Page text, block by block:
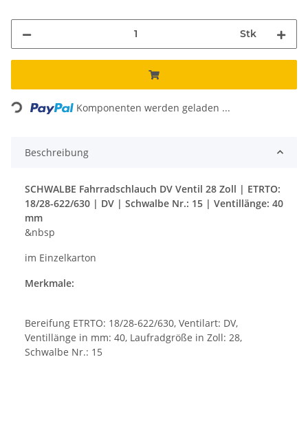
Stk
Loading... Komponenten werden geladen ...
Beschreibung
SCHWALBE Fahrradschlauch DV Ventil 28 Zoll | ETRTO:
18/28-622/630 | DV | Schwalbe Nr.: 15 | Ventillänge: 40
mm
&nbsp
im Einzelkarton
Merkmale:
Bereifung ETRTO: 18/28-622/630, Ventilart: DV,
Ventillänge in mm: 40, Laufradgröße in Zoll: 28,
Schwalbe Nr.: 15